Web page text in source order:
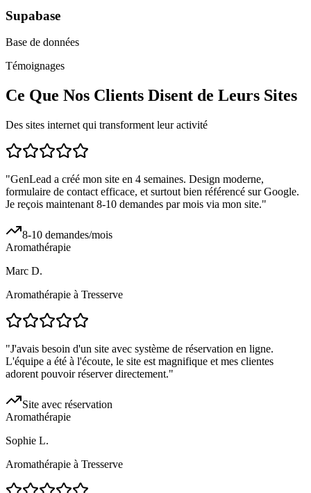
Supabase
Base de données
Témoignages
Ce Que Nos Clients Disent de Leurs Sites
Des sites internet qui transforment leur activité
"GenLead a créé mon site en 4 semaines. Design moderne,
formulaire de contact efficace, et surtout bien référencé sur Google.
Je reçois maintenant 8-10 demandes par mois via mon site."
8-10 demandes/mois
Aromathérapie
Marc D.
Aromathérapie à Tresserve
"J'avais besoin d'un site avec système de réservation en ligne.
L'équipe a été à l'écoute, le site est magnifique et mes clientes
adorent pouvoir réserver directement."
Site avec réservation
Aromathérapie
Sophie L.
Aromathérapie à Tresserve